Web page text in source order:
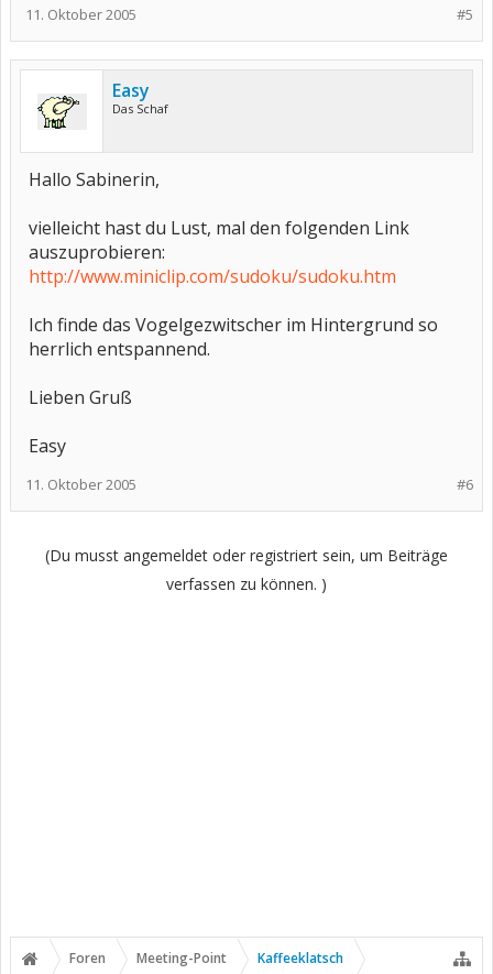
#5
11. Oktober 2005
Easy
Das Schaf
Hallo Sabinerin,
vielleicht hast du Lust, mal den folgenden Link
auszuprobieren:
http://www.miniclip.com/sudoku/sudoku.htm
Ich finde das Vogelgezwitscher im Hintergrund so
herrlich entspannend.
Lieben Gruß
Easy
#6
11. Oktober 2005
(Du musst angemeldet oder registriert sein, um Beiträge
verfassen zu können. )
Foren Meeting-Point Kaffeeklatsch